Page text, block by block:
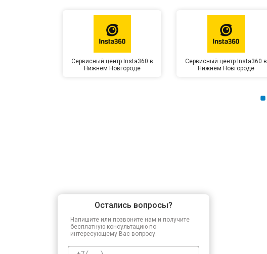
Сервисный центр Insta360 в
Нижнем Новгороде
Сервисный центр Insta360 в
Нижнем Новгороде
Остались вопросы?
Напишите или позвоните нам и получите
бесплатную консультацию по
интересующему Вас вопросу.